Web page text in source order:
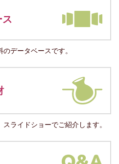
データベースです。
ライドショーでご紹介します。